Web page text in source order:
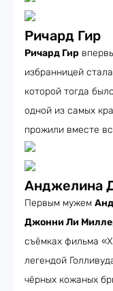
Ричард Гир
Ричард Гир
избранницей
которой тогда
одной из самых
прожили вместе
Анджелина
Первым мужем
Джонни Ли
съёмках фильма
легендой
чёрных кожаных